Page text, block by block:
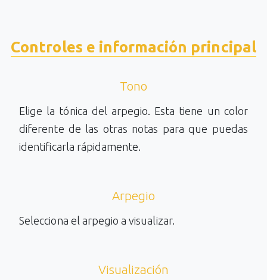
Controles e información principal
Tono
Elige la tónica del arpegio. Esta tiene un color
diferente de las otras notas para que puedas
identificarla rápidamente.
Arpegio
Selecciona el arpegio a visualizar.
Visualización